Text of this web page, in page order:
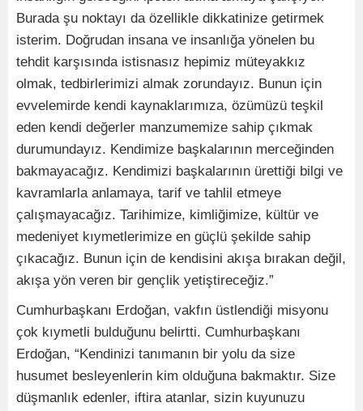
Burada şu noktayı da özellikle dikkatinize getirmek
isterim. Doğrudan insana ve insanlığa yönelen bu
tehdit karşısında istisnasız hepimiz müteyakkız
olmak, tedbirlerimizi almak zorundayız. Bunun için
evvelemirde kendi kaynaklarımıza, özümüzü teşkil
eden kendi değerler manzumemize sahip çıkmak
durumundayız. Kendimize başkalarının merceğinden
bakmayacağız. Kendimizi başkalarının ürettiği bilgi ve
kavramlarla anlamaya, tarif ve tahlil etmeye
çalışmayacağız. Tarihimize, kimliğimize, kültür ve
medeniyet kıymetlerimize en güçlü şekilde sahip
çıkacağız. Bunun için de kendisini akışa bırakan değil,
akışa yön veren bir gençlik yetiştireceğiz.”
Cumhurbaşkanı Erdoğan, vakfın üstlendiği misyonu
çok kıymetli bulduğunu belirtti. Cumhurbaşkanı
Erdoğan, “Kendinizi tanımanın bir yolu da size
husumet besleyenlerin kim olduğuna bakmaktır. Size
düşmanlık edenler, iftira atanlar, sizin kuyunuzu